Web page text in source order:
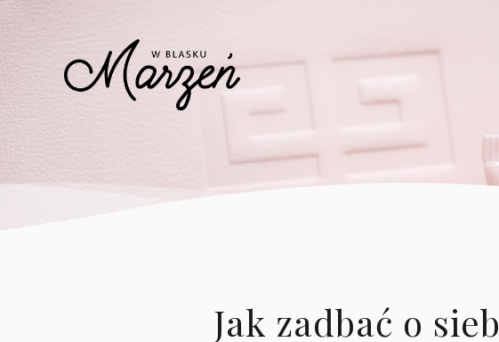
Jak zadbać o